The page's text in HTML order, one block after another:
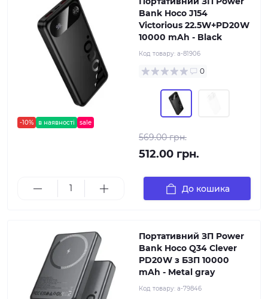
-10% в наявності sale
Bank Hoco J154
Victorious 22.5W+PD20W
10000 mAh - Black
Код товару: a-81906
0
569.00 грн.
512.00 грн.
До кошика
Портативний ЗП Power
Bank Hoco Q34 Clever
PD20W з БЗП 10000
mAh - Metal gray
Код товару: a-79846